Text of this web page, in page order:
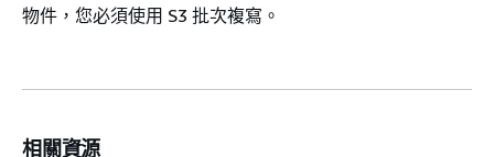
物件，您必須使用 S3 批次複寫。
相關資源